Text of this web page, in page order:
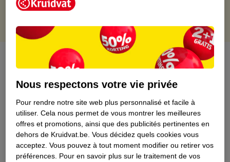
À propos de ce produit
Informations relatives au produit
Informations figurant sur l'étiquette
Nature Impact Score
Ce produit n’a (pas encore) de "Nature
Nous respectons votre vie privée
Pour rendre notre site web plus personnalisé et facile à
utiliser. Cela nous permet de vous montrer les meilleures
offres et promotions, ainsi que des publicités pertinentes en
dehors de Kruidvat.be. Vous décidez quels cookies vous
acceptez. Vous pouvez à tout moment modifier ou retirer vos
préférences. Pour en savoir plus sur le traitement de vos